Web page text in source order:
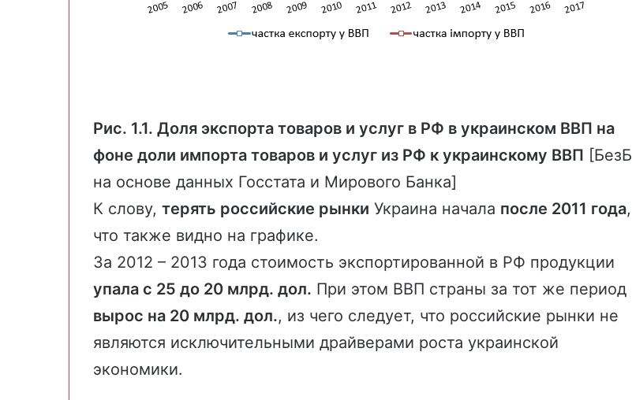
Рис. 1.1. Доля экспорта товаров и услуг в РФ в украинском ВВП на
фоне доли импорта товаров и услуг из РФ к украинскому ВВП [БезБ
на основе данных Госстата и Мирового Банка]
К слову, терять российские рынки Украина начала после 2011 года,
что также видно на графике.
За 2012 – 2013 года стоимость экспортированной в РФ продукции
упала с 25 до 20 млрд. дол. При этом ВВП страны за тот же период
вырос на 20 млрд. дол., из чего следует, что российские рынки не
являются исключительными драйверами роста украинской
экономики.